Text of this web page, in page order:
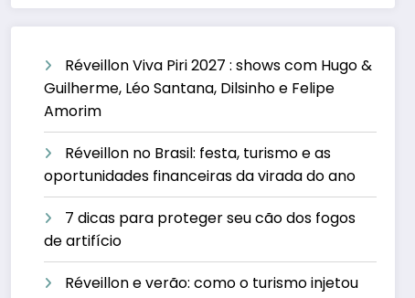
Réveillon Viva Piri 2027 : shows com Hugo &
Guilherme, Léo Santana, Dilsinho e Felipe
Amorim
Réveillon no Brasil: festa, turismo e as
oportunidades financeiras da virada do ano
7 dicas para proteger seu cão dos fogos
de artifício
Réveillon e verão: como o turismo injetou